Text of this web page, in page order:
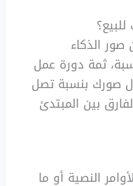
الذكاء
ثمة دورة عمل
صورك بنسبة تصل
الفارق بين المبتدئ
النصية أو ما